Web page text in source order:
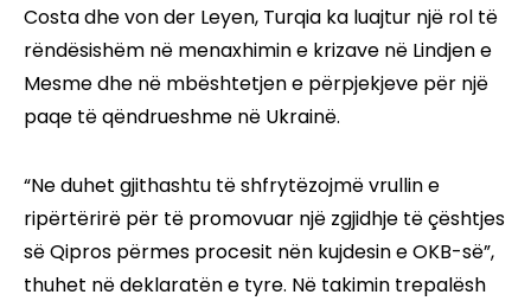
Costa dhe von der Leyen, Turqia ka luajtur një rol të
rëndësishëm në menaxhimin e krizave në Lindjen e
Mesme dhe në mbështetjen e përpjekjeve për një
paqe të qëndrueshme në Ukrainë.
“Ne duhet gjithashtu të shfrytëzojmë vrullin e
ripërtërirë për të promovuar një zgjidhje të çështjes
së Qipros përmes procesit nën kujdesin e OKB-së”,
thuhet në deklaratën e tyre. Në takimin trepalësh